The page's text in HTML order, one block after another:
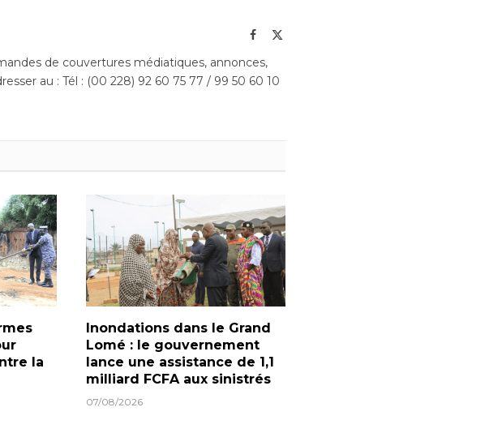
Facebook
de couvertures médiatiques, annonces,
au : Tél : (00 228) 92 60 75 77 / 99 50 60 10
la
Inondations dans le Grand
Lomé : le gouvernement
lance une assistance de 1,1
milliard FCFA aux sinistrés
07/08/2026